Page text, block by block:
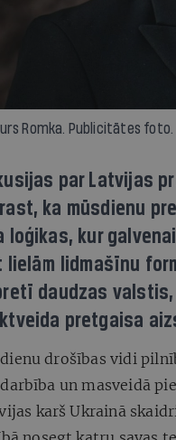
Romka. Publicitātes foto.
par Latvijas
ka mūsdienu
loģikas, kur
lielām lidmašīnu
daudzas
pretgaisa
drošības vidi
un masveidā
karš Ukrainā